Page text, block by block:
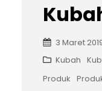
3 Maret
Kubah
Produk